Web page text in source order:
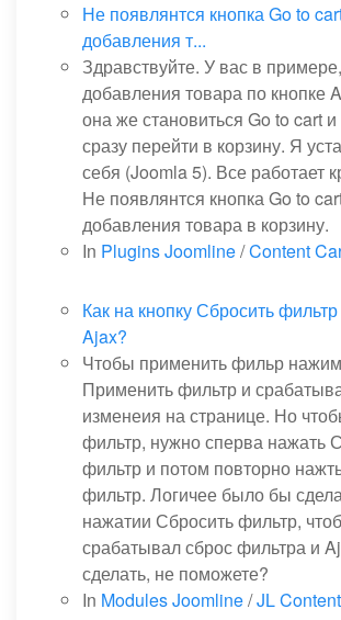
Не появлянтся кнопка Go to
добавления т...
Здравствуйте. У вас в
добавления товара по кнопке
она же становиться Go to cart
сразу перейти в корзину. Я
себя (Joomla 5). Все работает
Не появлянтся кнопка Go to
добавления товара в корзину.
In Plugins Joomline/Content
Как на кнопку Сбросить
Ajax?
Чтобы применить фильр
Применить фильтр и
изменеия на странице. Но
фильтр, нужно сперва нажать
фильтр и потом повторно
фильтр. Логичее было бы
нажатии Сбросить фильтр,
срабатывал сброс фильтра и
сделать, не поможете?
In Modules Joomline/JL